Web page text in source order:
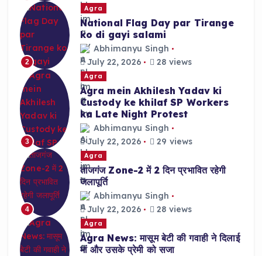
2
Agra
National Flag Day par Tirange
ko di gayi salami
Abhimanyu Singh
July 22, 2026
28 views
3
Agra
Agra mein Akhilesh Yadav ki
Custody ke khilaf SP Workers
ka Late Night Protest
Abhimanyu Singh
July 22, 2026
29 views
4
Agra
ताजगंज Zone-2 में 2 दिन प्रभावित रहेगी
जलापूर्ति
Abhimanyu Singh
July 22, 2026
28 views
Agra
Agra News: मासूम बेटी की गवाही ने दिलाई
मां और उसके प्रेमी को सजा